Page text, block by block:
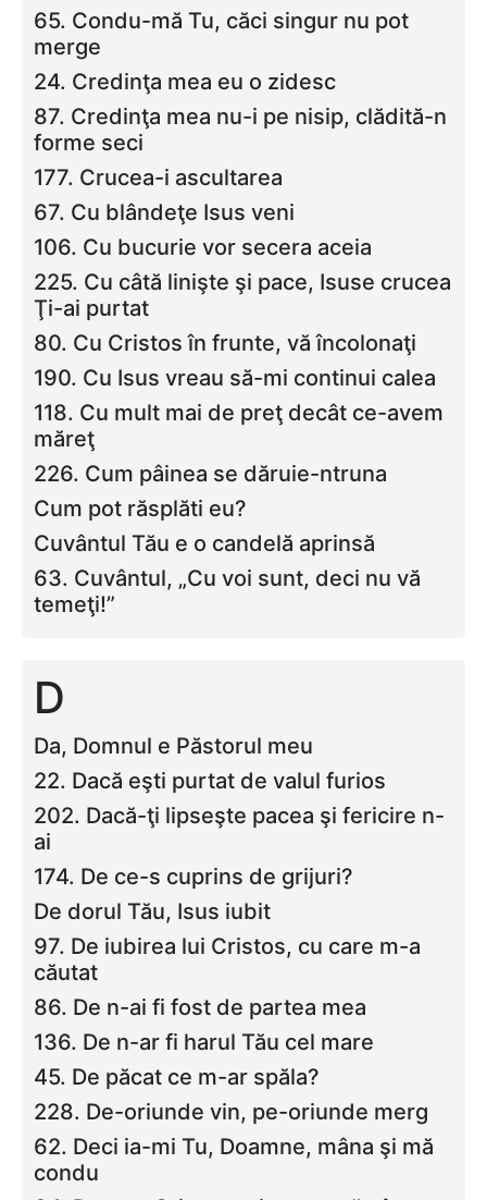
65. Condu-mă Tu, căci singur nu pot
merge
24. Credinţa mea eu o zidesc
87. Credinţa mea nu-i pe nisip, clădită-n
forme seci
177. Crucea-i ascultarea
67. Cu blândeţe Isus veni
106. Cu bucurie vor secera aceia
225. Cu câtă linişte şi pace, Isuse crucea
Ţi-ai purtat
80. Cu Cristos în frunte, vă încolonaţi
190. Cu Isus vreau să-mi continui calea
118. Cu mult mai de preţ decât ce-avem
măreţ
226. Cum pâinea se dăruie-ntruna
Cum pot răsplăti eu?
Cuvântul Tău e o candelă aprinsă
63. Cuvântul, „Cu voi sunt, deci nu vă
temeţi!”
D
Da, Domnul e Păstorul meu
22. Dacă eşti purtat de valul furios
202. Dacă-ţi lipseşte pacea şi fericire n-
ai
174. De ce-s cuprins de grijuri?
De dorul Tău, Isus iubit
97. De iubirea lui Cristos, cu care m-a
căutat
86. De n-ai fi fost de partea mea
136. De n-ar fi harul Tău cel mare
45. De păcat ce m-ar spăla?
228. De-oriunde vin, pe-oriunde merg
62. Deci ia-mi Tu, Doamne, mâna şi mă
condu